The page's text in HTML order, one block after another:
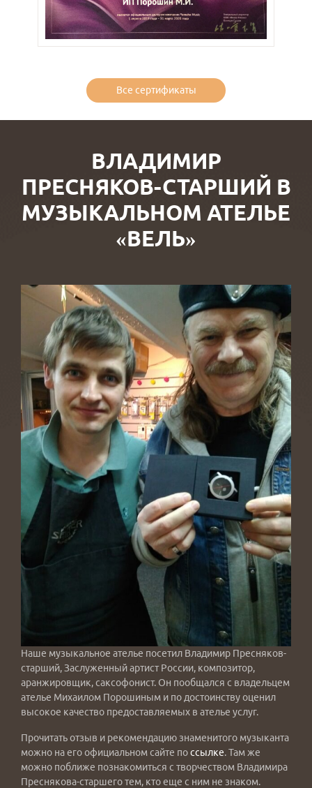
Все сертификаты
ВЛАДИМИР
ПРЕСНЯКОВ-СТАРШИЙ В
МУЗЫКАЛЬНОМ АТЕЛЬЕ
«ВЕЛЬ»
Наше музыкальное ателье посетил Владимир Пресняков-
старший, Заслуженный артист России, композитор,
аранжировщик, саксофонист. Он пообщался с владельцем
ателье Михаилом Порошиным и по достоинству оценил
высокое качество предоставляемых в ателье услуг.
Прочитать отзыв и рекомендацию знаменитого музыканта
можно на его официальном сайте поссылке. Там же
можно поближе познакомиться с творчеством Владимира
Преснякова-старшего тем, кто еще с ним не знаком.